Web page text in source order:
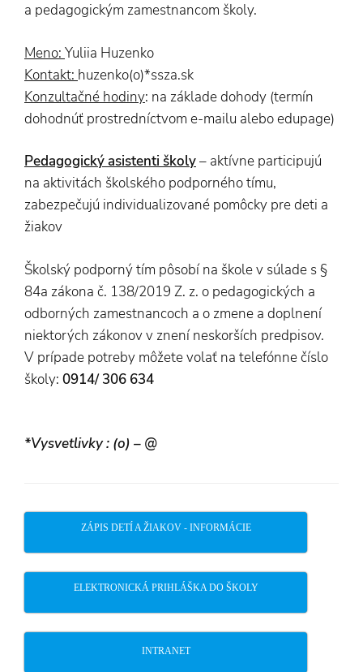
a pedagogickým zamestnancom školy.
Meno: Yuliia Huzenko
Kontakt: huzenko(o)*ssza.sk
Konzultačné hodiny: na základe dohody (termín
dohodnúť prostredníctvom e-mailu alebo edupage)
Pedagogický asistenti školy– aktívne participujú
na aktivitách školského podporného tímu,
zabezpečujú individualizované pomôcky pre deti a
žiakov
Školský podporný tím pôsobí na škole v súlade s §
84a zákona č. 138/2019 Z. z. o pedagogických a
odborných zamestnancoch a o zmene a doplnení
niektorých zákonov v znení neskorších predpisov.
V prípade potreby môžete volať na telefónne číslo
školy: 0914/ 306 634
*Vysvetlivky : (o) – @
ZÁPIS DETÍ A ŽIAKOV - INFORMÁCIE
ELEKTRONICKÁ PRIHLÁŠKA DO ŠKOLY
INTRANET